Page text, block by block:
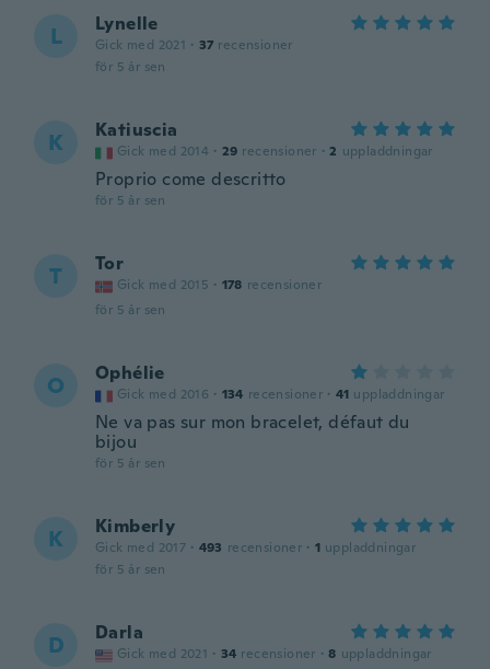
L Lynelle
Gick med 2021 · 37 recensioner
för 5 år sen
K Katiuscia
Gick med 2014 · 29 recensioner · 2 uppladdningar
Proprio come descritto
för 5 år sen
T Tor
Gick med 2015 · 178 recensioner
för 5 år sen
O Ophélie
Gick med 2016 · 134 recensioner · 41 uppladdningar
Ne va pas sur mon bracelet, défaut du
bijou
för 5 år sen
K Kimberly
Gick med 2017 · 493 recensioner · 1 uppladdningar
för 5 år sen
D Darla
Gick med 2021 · 34 recensioner · 8 uppladdningar